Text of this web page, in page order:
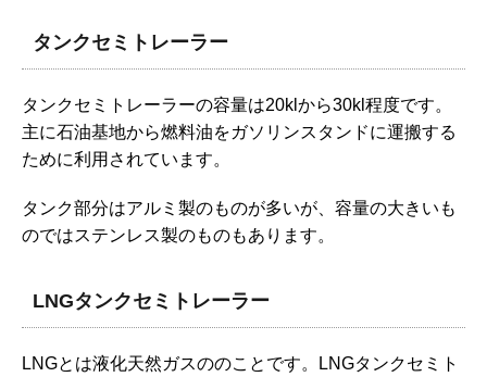
タンクセミトレーラー
タンクセミトレーラーの容量は20klから30kl程度です。
主に石油基地から燃料油をガソリンスタンドに運搬する
ために利用されています。
タンク部分はアルミ製のものが多いが、容量の大きいも
のではステンレス製のものもあります。
LNGタンクセミトレーラー
LNGとは液化天然ガスののことです。LNGタンクセミト